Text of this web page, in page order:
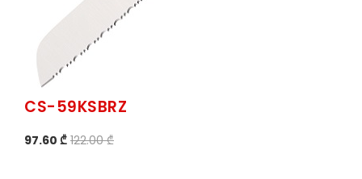
CS-59KSBRZ
97.60 ₾ 122.00 ₾